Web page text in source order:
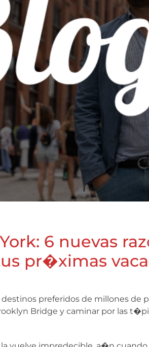
6 nuevas
pr�ximas
destinos preferidos de millones
Bridge y caminar por las